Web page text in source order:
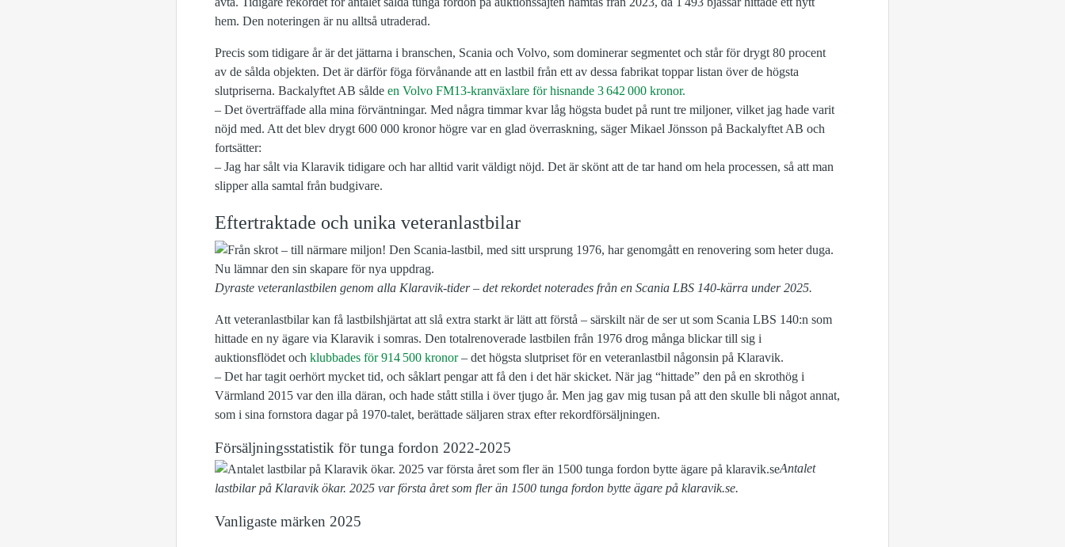
hem. Den noteringen är nu alltså utraderad.
Precis som tidigare år är det jättarna i branschen, Scania och Volvo, som dominerar segmentet och står för drygt 80 procent
av de sålda objekten. Det är därför föga förvånande att en lastbil från ett av dessa fabrikat toppar listan över de högsta
slutpriserna. Backalyftet AB sålde en Volvo FM13-kranväxlare för hisnande 3 642 000 kronor.
– Det överträffade alla mina förväntningar. Med några timmar kvar låg högsta budet på runt tre miljoner, vilket jag hade varit
nöjd med. Att det blev drygt 600 000 kronor högre var en glad överraskning, säger Mikael Jönsson på Backalyftet AB och
fortsätter:
– Jag har sålt via Klaravik tidigare och har alltid varit väldigt nöjd. Det är skönt att de tar hand om hela processen, så att man
slipper alla samtal från budgivare.
Eftertraktade och unika veteranlastbilar
Dyraste veteranlastbilen genom alla Klaravik-tider – det rekordet noterades från en Scania LBS 140-kärra under 2025.
Att veteranlastbilar kan få lastbilshjärtat att slå extra starkt är lätt att förstå – särskilt när de ser ut som Scania LBS 140:n som
hittade en ny ägare via Klaravik i somras. Den totalrenoverade lastbilen från 1976 drog många blickar till sig i
auktionsflödet och klubbades för 914 500 kronor– det högsta slutpriset för en veteranlastbil någonsin på Klaravik.
– Det har tagit oerhört mycket tid, och såklart pengar att få den i det här skicket. När jag “hittade” den på en skrothög i
Värmland 2015 var den illa däran, och hade stått stilla i över tjugo år. Men jag gav mig tusan på att den skulle bli något annat,
som i sina fornstora dagar på 1970-talet, berättade säljaren strax efter rekordförsäljningen.
Försäljningsstatistik för tunga fordon 2022-2025
Antalet
lastbilar på Klaravik ökar. 2025 var första året som fler än 1500 tunga fordon bytte ägare på klaravik.se.
Vanligaste märken 2025